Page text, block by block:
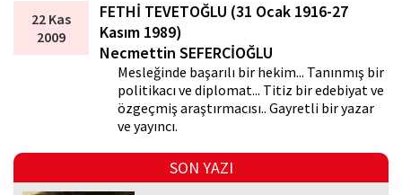
22 Kas
2009
FETHİ TEVETOĞLU (31 Ocak 1916-27
Kasım 1989)
Necmettin SEFERCİOĞLU
Mesleğinde başarılı bir hekim... Tanınmış bir
politikacı ve diplomat... Titiz bir edebiyat ve
özgeçmiş araştırmacısı.. Gayretli bir yazar
ve yayıncı.
SON YAZI